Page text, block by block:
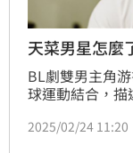
天菜男星怎麼
BL劇雙男主角
球運動結合，
的壓力，2人雙
2025/02/24 11:20